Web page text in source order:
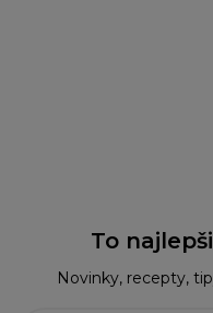
To
Novinky, recepty,